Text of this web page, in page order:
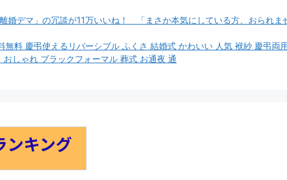
婚デマ」の冗談が11万いいね！ 「まさか本気にしている方、おられま
料 慶弔使えるリバーシブル ふくさ 結婚式 かわいい 人気 袱紗 慶弔両
しゃれ ブラックフォーマル 葬式 お通夜 通